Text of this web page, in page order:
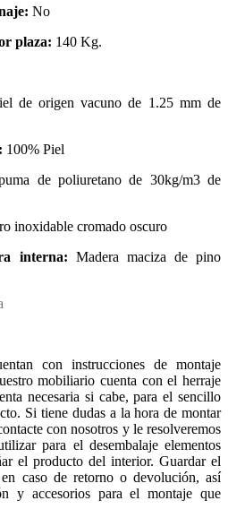
No
plaza: 140 Kg.
de origen vacuno de 1.25 mm de
100% Piel
de poliuretano de 30kg/m3 de
inoxidable cromado oscuro
interna: Madera maciza de pino
con instrucciones de montaje
mobiliario cuenta con el herraje
necesaria si cabe, para el sencillo
Si tiene dudas a la hora de montar
con nosotros y le resolveremos
para el desembalaje elementos
el producto del interior. Guardar el
caso de retorno o devolución, así
y accesorios para el montaje que